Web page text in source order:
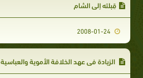
قِبلته إلى الشام
الزيادة في عهد الخلافة الأموية والعباسية